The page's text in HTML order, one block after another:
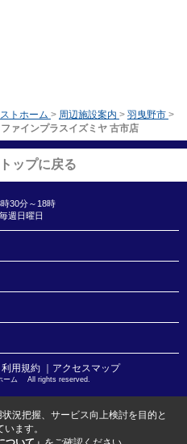
トホーム > 周辺施設案内 > 羽曳野市 >
ァインプラスイズミヤ 古市店
ップに戻る
30分～18時
週日曜日
利用規約 ｜アクセスマップ
ーム All rights reserved.
況把握、サービス向上検討を目的と
ます。